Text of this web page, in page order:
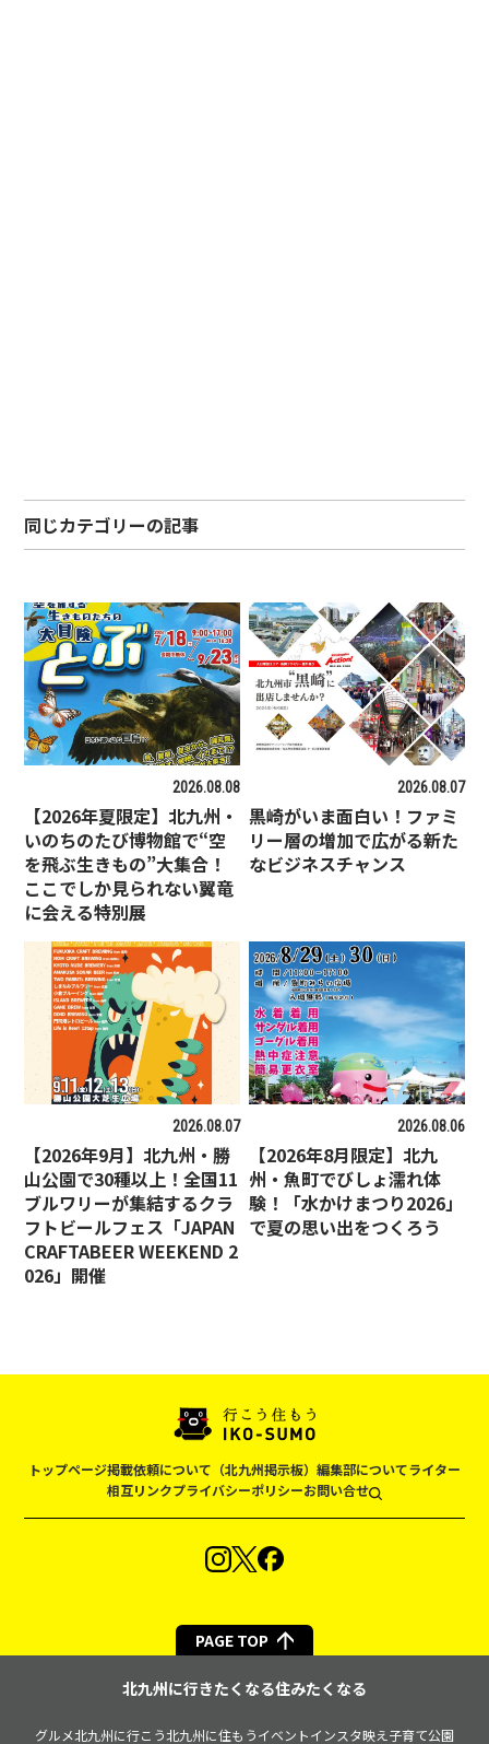
同じカテゴリーの記事
2026.08.08
【2026年夏限定】北九州・
いのちのたび博物館で“空
を飛ぶ生きもの”大集合！
ここでしか見られない翼竜
に会える特別展
2026.08.07
黒崎がいま面白い！ファミ
リー層の増加で広がる新た
なビジネスチャンス
2026.08.07
【2026年9月】北九州・勝
山公園で30種以上！全国11
ブルワリーが集結するクラ
フトビールフェス「JAPAN
CRAFTABEER WEEKEND 2
026」開催
2026.08.06
【2026年8月限定】北九
州・魚町でびしょ濡れ体
験！「水かけまつり2026」
で夏の思い出をつくろう
トップページ掲載依頼について（北九州掲示板） 編集部についてライター
相互リンクプライバシーポリシーお問い合せ
PAGE TOP
北九州に行きたくなる住みたくなる
グルメ北九州に行こう北九州に住もうイベントインスタ映え 子育て公園